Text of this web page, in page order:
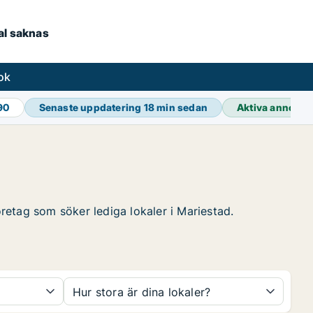
saknas
Senaste uppdatering 18 min sedan Aktiva
som söker lediga lokaler i Mariestad.
Hur stora är dina lokaler?